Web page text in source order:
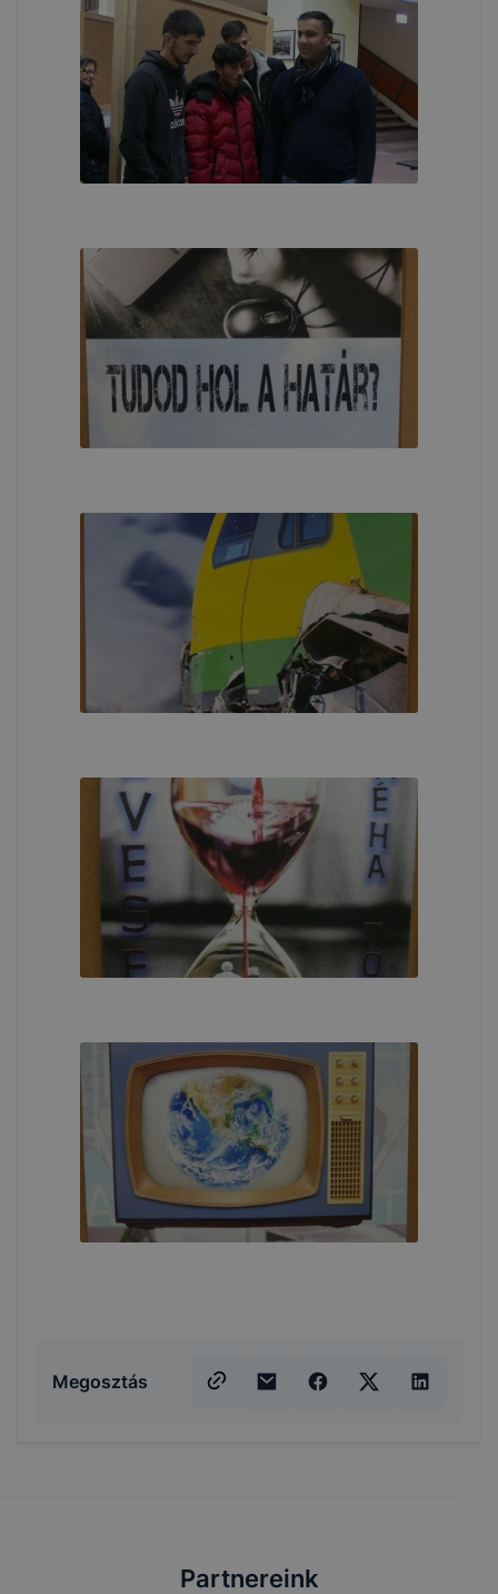
Megosztás
Partnereink